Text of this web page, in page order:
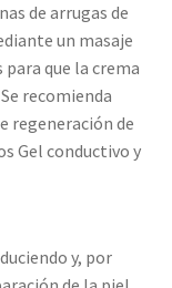
de arrugas de
un masaje
que la crema
recomienda
regeneración de
Gel conductivo y
y, por